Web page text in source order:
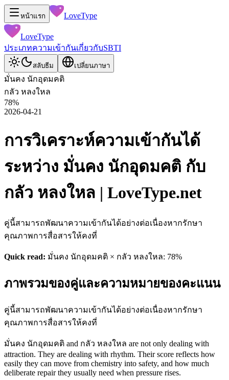
หน้าแรก LoveType
LoveType
ประเภทความเข้ากันเกี่ยวกับSBTI
สลับธีม เปลี่ยนภาษา
มั่นคง นักอุดมคติ
กลัว หลงใหล
78%
2026-04-21
การวิเคราะห์ความเข้ากันได้
ระหว่าง มั่นคง นักอุดมคติ กับ
กลัว หลงใหล | LoveType.net
คู่นี้สามารถพัฒนาความเข้ากันได้อย่างต่อเนื่องหากรักษา
คุณภาพการสื่อสารให้คงที่
Quick read: มั่นคง นักอุดมคติ × กลัว หลงใหล: 78%
ภาพรวมของคู่และความหมายของคะแนน
คู่นี้สามารถพัฒนาความเข้ากันได้อย่างต่อเนื่องหากรักษา
คุณภาพการสื่อสารให้คงที่
มั่นคง นักอุดมคติ and กลัว หลงใหล are not only dealing with
attraction. They are dealing with rhythm. Their score reflects how
easily they can move from chemistry into safety, and how much
deliberate repair they usually need when pressure rises.